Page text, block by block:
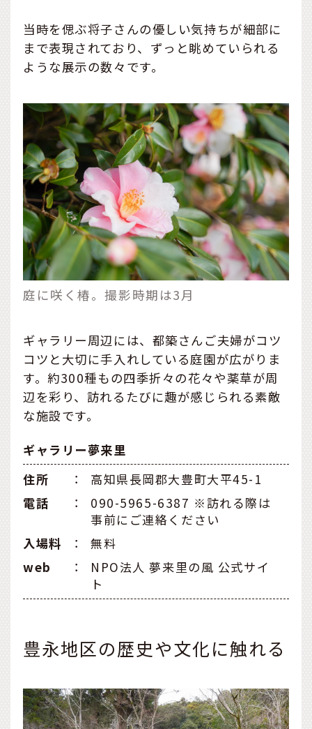
当時を偲ぶ将子さんの優しい気持ちが細部に
まで表現されており、ずっと眺めていられる
ような展示の数々です。
庭に咲く椿。撮影時期は3月
ギャラリー周辺には、都築さんご夫婦がコツ
コツと大切に手入れしている庭園が広がりま
す。約300種もの四季折々の花々や薬草が周
辺を彩り、訪れるたびに趣が感じられる素敵
な施設です。
ギャラリー夢来里
住所
：
高知県長岡郡大豊町大平45-1
電話
：
090-5965-6387 ※訪れる際は
事前にご連絡ください
入場料
：
無料
web
：
NPO法人 夢来里の風 公式サイ
ト
豊永地区の歴史や文化に触れる